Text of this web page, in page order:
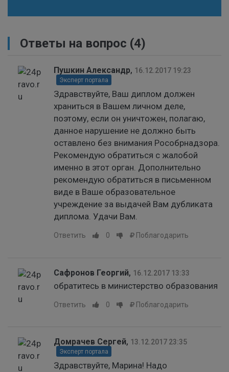
Ответы на вопрос (4)
Пушкин Александр, 16.12.2017 19:23
Эксперт портала
Здравствуйте, Ваш диплом должен
храниться в Вашем личном деле,
поэтому, если он уничтожен, полагаю,
данное нарушение не должно быть
оставлено без внимания Рособрнадзора.
Рекомендую обратиться с жалобой
именно в этот орган. Дополнительно
рекомендую обратиться в письменном
виде в Ваше образовательное
учреждение за выдачей Вам дубликата
диплома. Удачи Вам.
Ответить 0 Поблагодарить
Сафронов Георгий, 16.12.2017 13:33
обратитесь в министерство образования
Ответить 0 Поблагодарить
Домрачев Сергей, 13.12.2017 23:35
Эксперт портала
Здравствуйте, Марина! Надо